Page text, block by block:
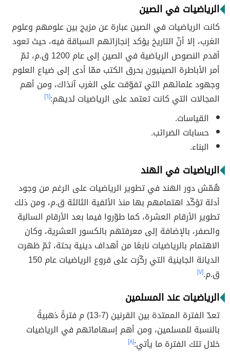
الرياضيات في الصين
كانت الرياضيات في الصين عبارة عن مزيج بين علومهم وعلوم
الغرب، إلا أنّ التاريخ يؤكد إنجازاتهم السباقة فيه، حيث تعود
أقدم النصوص الرياضية في الصين إلى عام 1200 ق.م، ثمّ
أمر الأباطرة الصينيون بحرق الكتب ممّا أدى إلى ضياع العلوم
وجهود علمائهم التي تفوّقت على الغرب آنذاك، ومن أهم
المجالات التي كانت تعتمد على الرياضيات لديهم:[٦]
القياسات.
حسابات الضرائب.
البناء.
الرياضيات في الهند
هُمّش دور الهند في تطوير الرياضيات على الرغم من وجود
أدلة تؤكّد اهتمامهم بها منذ الألفية الثالثة ق.م، ومن ذلك
تطوير الأرقام العشرة، كما طوّروا فيما بعد الأرقام السالبة
والصفر، بالإضافة إلى معرفتهم بالكسور العشرية، وكان
الاهتمام بالرياضيات نابعًا من أهداف دينية بحتة، ثمّ ظهرت
الديانة الجاينية التي ركّزت على فروع الرياضيات عام 150
ق.م.[٧]
الرياضيات عند المسلمين
تعدّ الفترة الممتدة بين القرنين (7-13) م فترةً ذهبيةً
بالنسبة للمسلمين، ومن أهم إسهاماتهم في الرياضيات
خلال تلك الفترة ما يأتي:[٨]